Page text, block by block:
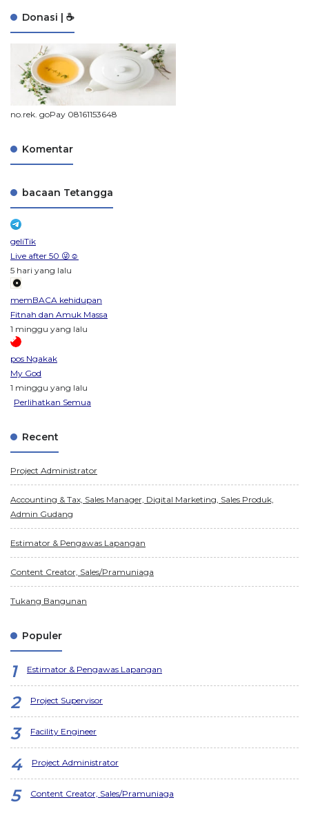
Donasi | ☕
no.rek. goPay 08161153648
Komentar
bacaan Tetangga
geliTik
Live after 50 😜☺️
5 hari yang lalu
memBACA kehidupan
Fitnah dan Amuk Massa
1 minggu yang lalu
pos Ngakak
My God
1 minggu yang lalu
Perlihatkan Semua
Recent
Project Administrator
Accounting & Tax, Sales Manager, Digital Marketing, Sales Produk,
Admin Gudang
Estimator & Pengawas Lapangan
Content Creator, Sales/Pramuniaga
Tukang Bangunan
Populer
Estimator & Pengawas Lapangan
Project Supervisor
Facility Engineer
Project Administrator
Content Creator, Sales/Pramuniaga